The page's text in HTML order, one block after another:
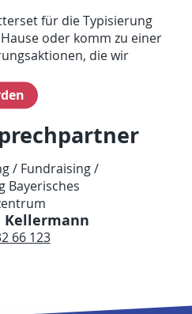
für die Typisierung
oder komm zu einer
die wir
/ Fundraising /
Bayerisches
Kellermann
66 123